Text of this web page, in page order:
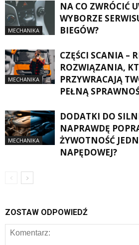
MECHANIKA
NA CO ZWRÓCIĆ
WYBORZE
BIEGÓW?
MECHANIKA
CZĘŚCI SCANIA –
ROZWIĄZANIA,
PRZYWRACAJĄ
PEŁNĄ
MECHANIKA
DODATKI DO
NAPRAWDĘ
ŻYWOTNOŚĆ
NAPĘDOWEJ?
ZOSTAW ODPOWIEDŹ